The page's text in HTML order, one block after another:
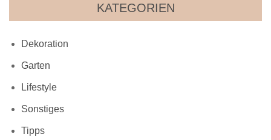
KATEGORIEN
Dekoration
Garten
Lifestyle
Sonstiges
Tipps